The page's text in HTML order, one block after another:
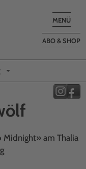
Toggle
MENÜ
ABO & SHOP
Midnight» am Thalia